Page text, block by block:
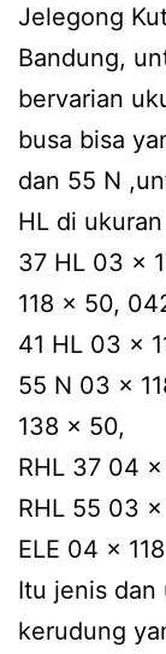
Jelegong
Bandung,
bervarian
busa bisa
dan 55 N
HL di ukuran
37 HL 03 x
118 x 50,
41 HL 03 x
55 N 03 x
138 x 50,
RHL 37 04
RHL 55 03
ELE 04 x
Itu jenis dan
kerudung